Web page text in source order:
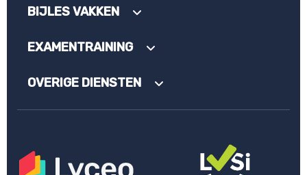
BIJLES VAKKEN
EXAMENTRAINING
OVERIGE DIENSTEN